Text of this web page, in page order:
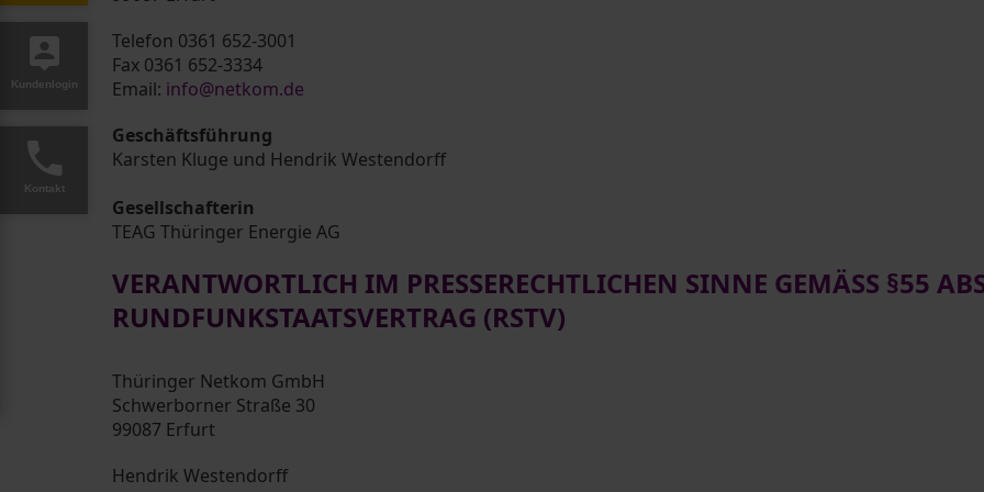
Kundenlogin
Kontakt
Telefon 0361 652-3001
Fax 0361 652-3334
Email: info@netkom.de
Geschäftsführung
Karsten Kluge und Hendrik Westendorff
Gesellschafterin
TEAG Thüringer Energie AG
VERANTWORTLICH IM PRESSERECHTLICHEN SINNE GEMÄSS §55
RUNDFUNKSTAATSVERTRAG (RSTV)
Thüringer Netkom GmbH
Schwerborner Straße 30
99087 Erfurt
Hendrik Westendorff